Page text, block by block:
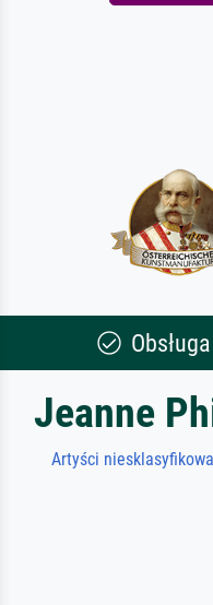
Jeanne
Artyści